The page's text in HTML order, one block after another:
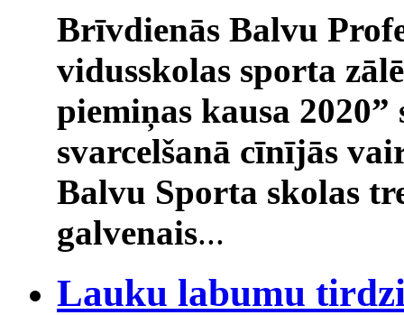
Brīvdienās Balvu
vidusskolas sporta
piemiņas kausa
svarcelšanā cīnījās
Balvu Sporta skolas
galvenais...
Lauku labumu